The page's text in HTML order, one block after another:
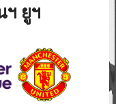
ฯ ยูฯ